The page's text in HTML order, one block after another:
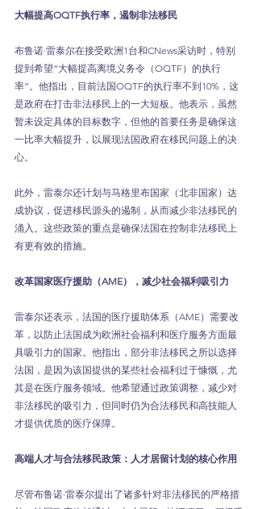
大幅提高OQTF执行率，遏制非法移民
布鲁诺·雷泰尔在接受欧洲1台和CNews采访时，特别
提到希望“大幅提高离境义务令（OQTF）的执行
率”。他指出，目前法国OQTF的执行率不到10%，这
是政府在打击非法移民上的一大短板。他表示，虽然
暂未设定具体的目标数字，但他的首要任务是确保这
一比率大幅提升，以展现法国政府在移民问题上的决
心。
此外，雷泰尔还计划与马格里布国家（北非国家）达
成协议，促进移民源头的遏制，从而减少非法移民的
涌入。这些政策的重点是确保法国在控制非法移民上
有更有效的措施。
改革国家医疗援助（AME），减少社会福利吸引力
雷泰尔还表示，法国的医疗援助体系（AME）需要改
革，以防止法国成为欧洲社会福利和医疗服务方面最
具吸引力的国家。他指出，部分非法移民之所以选择
法国，是因为该国提供的某些社会福利过于慷慨，尤
其是在医疗服务领域。他希望通过政策调整，减少对
非法移民的吸引力，但同时仍为合法移民和高技能人
才提供优质的医疗保障。
高端人才与合法移民政策：人才居留计划的核心作用
尽管布鲁诺·雷泰尔提出了诸多针对非法移民的严格措